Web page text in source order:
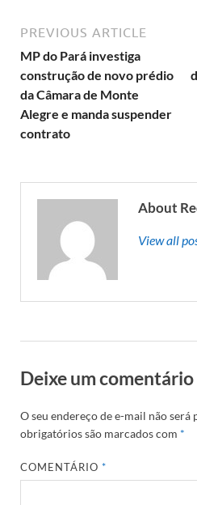
PREVIOUS ARTICLE
MP do Pará investiga
construção de novo prédio
da Câmara de Monte
Alegre e manda suspender
contrato
About
View all
Deixe um comentário
O seu endereço de e-mail não será
obrigatórios são marcados com *
COMENTÁRIO*